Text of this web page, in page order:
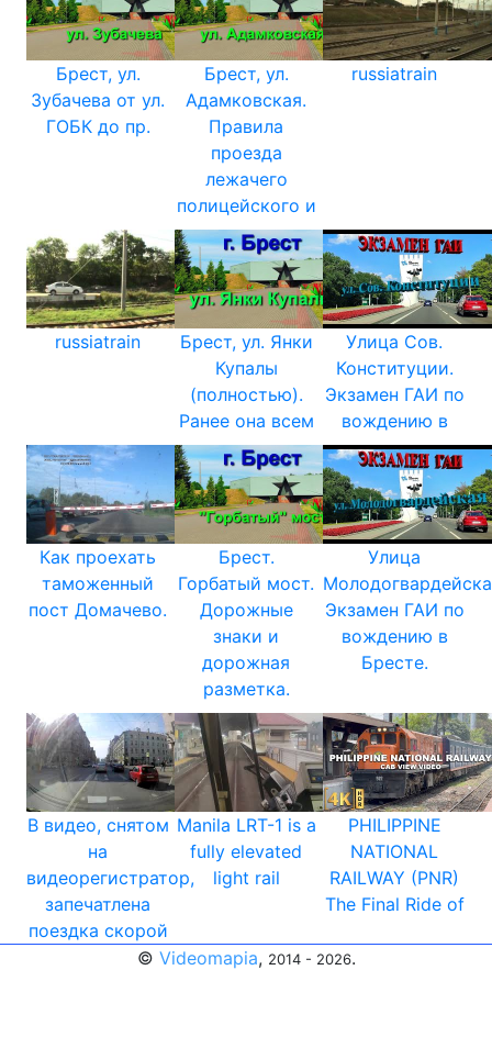
Брест, ул.
Зубачева от ул.
ГОБК до пр.
Брест, ул.
Адамковская.
Правила
проезда
лежачего
полицейского и
russiatrain
russiatrain
Брест, ул. Янки
Купалы
(полностью).
Ранее она всем
Улица Сов.
Конституции.
Экзамен ГАИ по
вождению в
Как проехать
таможенный
пост Домачево.
Брест.
Горбатый мост.
Дорожные
знаки и
дорожная
разметка.
Улица
Экзамен ГАИ по
вождению в
Бресте.
В видео, снятом
на
видеорегистратор,
запечатлена
поездка скорой
Manila LRT-1 is a
fully elevated
light rail
PHILIPPINE
NATIONAL
RAILWAY (PNR)
The Final Ride of
© Videomapia, 2014 - 2026.